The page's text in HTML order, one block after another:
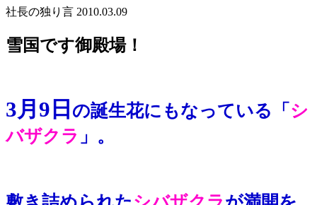
社長の独り言 2010.03.09
雪国です御殿場！
3月9日 の誕生花にもなっている「 シ
バザクラ 」。